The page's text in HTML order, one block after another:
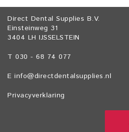
Direct Dental Supplies B.V.
Einsteinweg 31
3404 LH IJSSELSTEIN
T 030 - 68 74 077
E info@directdentalsupplies.nl
Privacyverklaring